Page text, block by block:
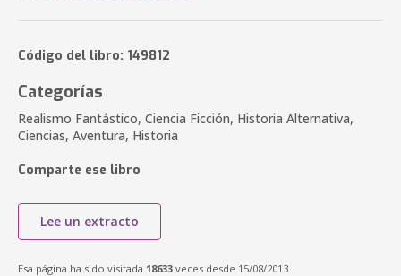
Código del libro: 149812
Categorías
Realismo Fantástico, Ciencia Ficción, Historia Alternativa,
Ciencias, Aventura, Historia
Comparte ese libro
Lee un extracto
Esa página ha sido visitada 18633 veces desde 15/08/2013